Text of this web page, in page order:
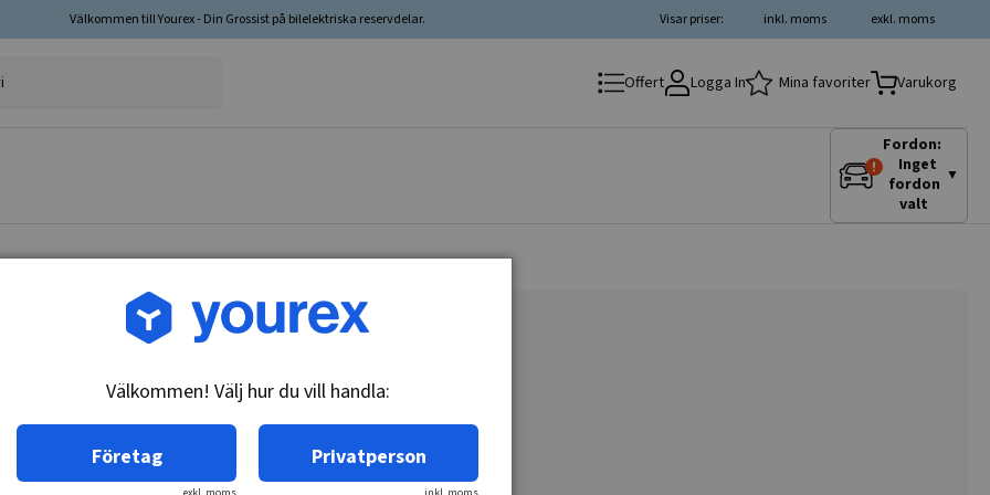
Välkommen till Yourex - Din Grossist på bilelektriska reservdelar. exkl. moms
inkl. moms
Visar priser:
Offert Logga In Mina favoriter Varukorg
Fordon:
Inget
fordon
valt
▼
Artikelnr: 2120-5310
Välkommen! Välj hur du vill handla:
Företag Privatperson